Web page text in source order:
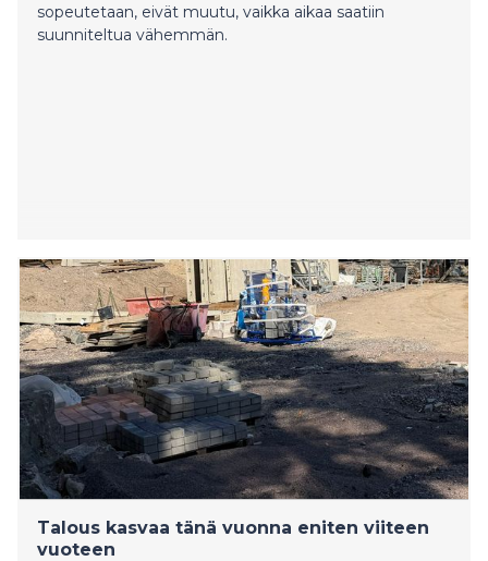
sopeutetaan, eivät muutu, vaikka aikaa saatiin
suunniteltua vähemmän.
Talous kasvaa tänä vuonna eniten viiteen
vuoteen